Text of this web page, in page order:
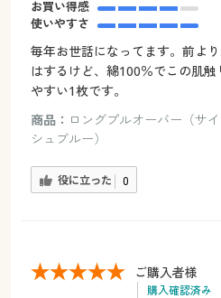
お買い得感
使いやすさ
毎年お世話になってます。前よ
はするけど、綿100％でこの肌
やすい1枚です。
商品： ロングプルオーバー（サ
シュブルー）
役に立った 0
ご購入者様
購入確認済み